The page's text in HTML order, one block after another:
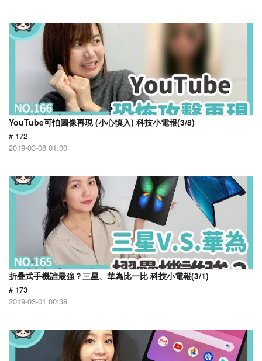
YouTube可怕圖像再現 (小心慎入) 科技小電報(3/8)
# 172
2019-03-08 01:00
折疊式手機誰最強？三星、華為比一比 科技小電報(3/1)
# 173
2019-03-01 00:38